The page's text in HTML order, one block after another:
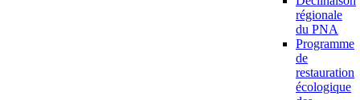
régionale
du PNA
Programme
de
restauration
écologique